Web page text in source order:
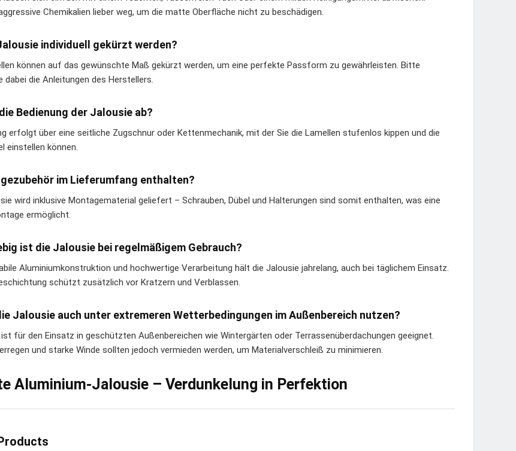
Chemikalien lieber weg, um die matte Oberfläche nicht zu beschädigen.
individuell gekürzt werden?
können auf das gewünschte Maß gekürzt werden, um eine perfekte Passform zu gewährleisten. Bitte
dabei die Anleitungen des Herstellers.
Bedienung der Jalousie ab?
erfolgt über eine seitliche Zugschnur oder Kettenmechanik, mit der Sie die Lamellen stufenlos kippen und die
einstellen können.
im Lieferumfang enthalten?
wird inklusive Montagematerial geliefert – Schrauben, Dübel und Halterungen sind somit enthalten, was eine
ermöglicht.
ist die Jalousie bei regelmäßigem Gebrauch?
Aluminiumkonstruktion und hochwertige Verarbeitung hält die Jalousie jahrelang, auch bei täglichem Einsatz.
schützt zusätzlich vor Kratzern und Verblassen.
Jalousie auch unter extremeren Wetterbedingungen im Außenbereich nutzen?
für den Einsatz in geschützten Außenbereichen wie Wintergärten oder Terrassenüberdachungen geeignet.
und starke Winde sollten jedoch vermieden werden, um Materialverschleiß zu minimieren.
Aluminium-Jalousie – Verdunkelung in Perfektion